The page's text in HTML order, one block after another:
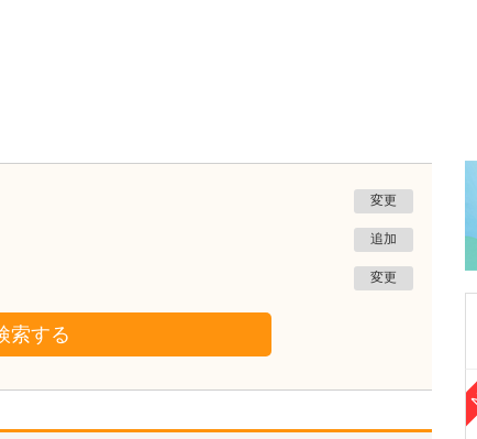
変更
追加
変更
索する
宮城県仙台市若林区